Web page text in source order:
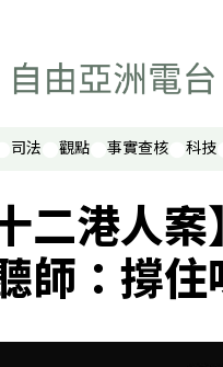
司法 觀點 事實查核 科技
十二港人
師：撐住